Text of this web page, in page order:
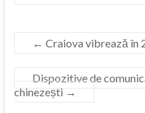
← Craiova vibrează în
Dispozitive de
chinezești →